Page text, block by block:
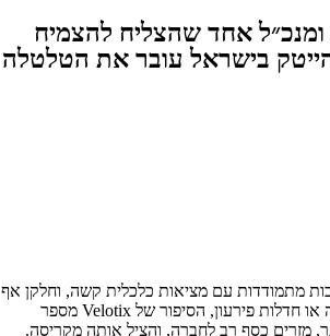
אחד שהצליח להצמיח
בישראל עובר את הטלטלה
מתמודדות עם מציאות כלכלית קשה, וחלקן אף
מפטרות עובדים רבים, אחרות מגיעות לקריסה או חדלות פירעון, הסיפור של Velotix מספר
מזרים כסף רב לחברה, והציל אותה מקריסה.